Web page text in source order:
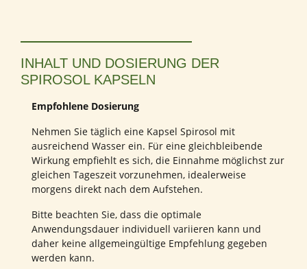
INHALT UND DOSIERUNG DER
SPIROSOL KAPSELN
Empfohlene Dosierung
Nehmen Sie täglich eine Kapsel Spirosol mit
ausreichend Wasser ein. Für eine gleichbleibende
Wirkung empfiehlt es sich, die Einnahme möglichst zur
gleichen Tageszeit vorzunehmen, idealerweise
morgens direkt nach dem Aufstehen.
Bitte beachten Sie, dass die optimale
Anwendungsdauer individuell variieren kann und
daher keine allgemeingültige Empfehlung gegeben
werden kann.